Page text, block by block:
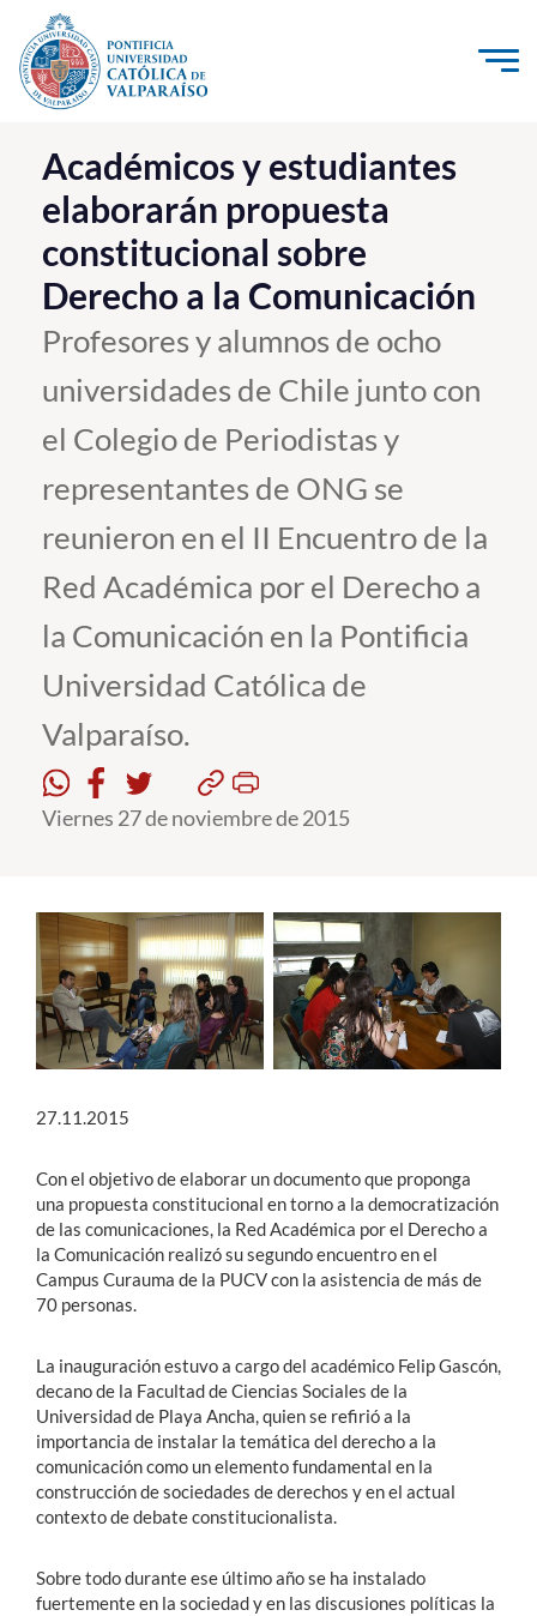
Click acá para ir directamente al contenido
La Universidad
Investigación, Creación e Innovación
PUCV Internacional
Vinculación con el Medio
Admisión
Pregrado
Formación Continua
Estudiantes
Académicos
Funcionarios
Alumni
Académicos y estudiantes
elaborarán propuesta
constitucional sobre
Derecho a la Comunicación
Profesores y alumnos de ocho
universidades de Chile junto con
el Colegio de Periodistas y
representantes de ONG se
reunieron en el II Encuentro de la
Red Académica por el Derecho a
la Comunicación en la Pontificia
Universidad Católica de
Valparaíso.
Viernes 27 de noviembre de 2015
27.11.2015
Con el objetivo de elaborar un documento que proponga
una propuesta constitucional en torno a la democratización
de las comunicaciones, la Red Académica por el Derecho a
la Comunicación realizó su segundo encuentro en el
Campus Curauma de la PUCV con la asistencia de más de
70 personas.
La inauguración estuvo a cargo del académico Felip Gascón,
decano de la Facultad de Ciencias Sociales de la
Universidad de Playa Ancha, quien se refirió a la
importancia de instalar la temática del derecho a la
comunicación como un elemento fundamental en la
construcción de sociedades de derechos y en el actual
contexto de debate constitucionalista.
Sobre todo durante ese último año se ha instalado
fuertemente en la sociedad y en las discusiones políticas la